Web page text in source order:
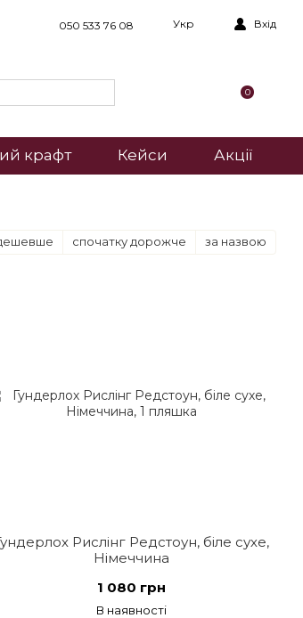
050 533 76 08 Укр Вхід
0
крафт Кейси Акції
спочатку дорожче за назвою
Рислінг Редстоун, біле сухе,
Німеччина
1 080 грн
В наявності